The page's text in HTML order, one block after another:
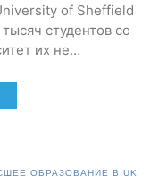
of Sheffield
студентов со
их не…
ОБРАЗОВАНИЕ В UK